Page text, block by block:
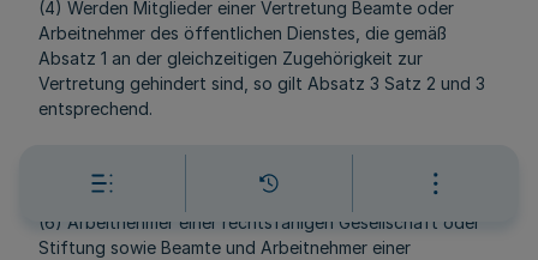
(4) Werden Mitglieder einer Vertretung Beamte oder
Arbeitnehmer des öffentlichen Dienstes, die gemäß
Absatz 1 an der gleichzeitigen Zugehörigkeit zur
Vertretung gehindert sind, so gilt Absatz 3 Satz 2 und 3
entsprechend.
(5) Absätze 1 bis 4 finden auf Ehrenbeamte keine
Anwendung.
(6) Arbeitnehmer einer rechtsfähigen Gesellschaft oder
Stiftung sowie Beamte und Arbeitnehmer einer